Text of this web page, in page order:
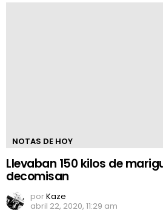
NOTAS DE HOY
Llevaban 150 kilos de
decomisan
porKaze
abril 22, 2020, 11:29 am